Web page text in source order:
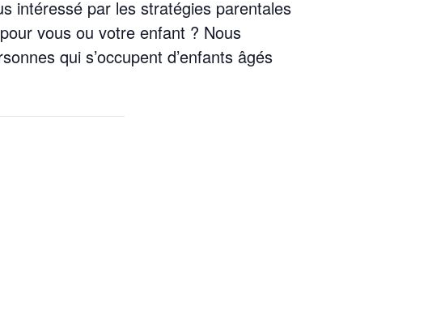
intéressé par les stratégies parentales
vous ou votre enfant ? Nous
qui s’occupent d’enfants âgés